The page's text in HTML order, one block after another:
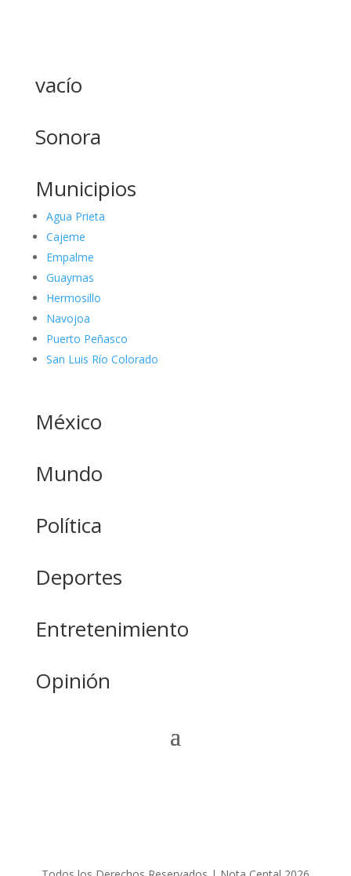
vacío
Sonora
Municipios
Agua Prieta
Cajeme
Empalme
Guaymas
Hermosillo
Navojoa
Puerto Peñasco
San Luis Río Colorado
México
Mundo
Política
Deportes
Entretenimiento
Opinión